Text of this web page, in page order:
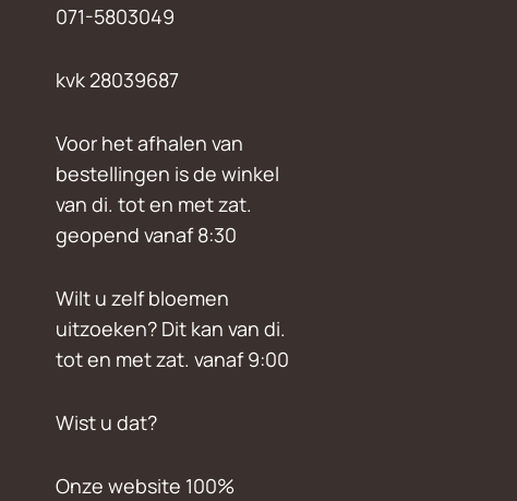
071-5803049
kvk 28039687
Voor het afhalen van
bestellingen is de winkel
van di. tot en met zat.
geopend vanaf 8:30
Wilt u zelf bloemen
uitzoeken? Dit kan van di.
tot en met zat. vanaf 9:00
Wist u dat?
Onze website 100%